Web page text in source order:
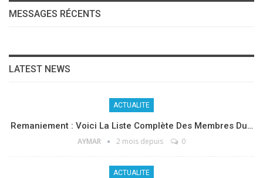
MESSAGES RÉCENTS
LATEST NEWS
ACTUALITE
Remaniement : Voici La Liste Complète Des Membres Du…
AYMAR 2 mois depuis 0
ACTUALITE